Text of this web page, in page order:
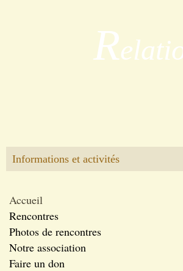
R
Informations et activités
Accueil
Rencontres
Photos de rencontres
Notre association
Faire un don